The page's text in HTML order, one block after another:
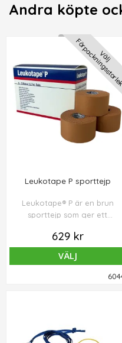
Andra köpte
Välj
Leukotape P sporttejp
Leukotape® P är en brun
sporttejp som ger ett
effektiv stabilisering av
leder vid hög belastning.
Förpackningen innehåller 6
st tejprulle 3,8 cm x 13,7 m.
629 kr
VÄLJ